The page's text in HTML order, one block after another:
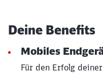
Deine Benefits
Mobiles
Für den Erfolg